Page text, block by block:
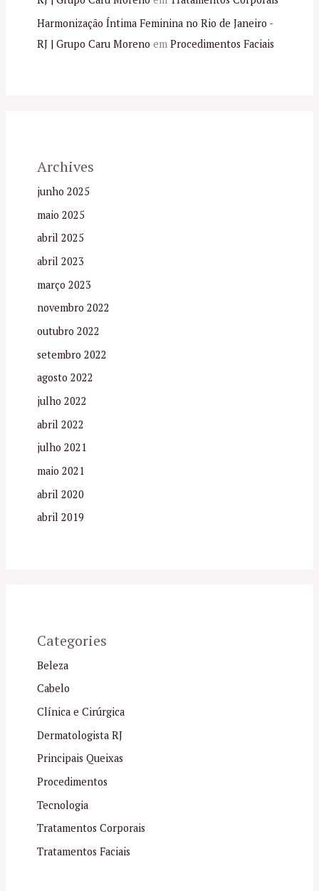
Harmonização Íntima Feminina no Rio de Janeiro -
RJ | Grupo Caru Moreno em Procedimentos Faciais
Archives
junho 2025
maio 2025
abril 2025
abril 2023
março 2023
novembro 2022
outubro 2022
setembro 2022
agosto 2022
julho 2022
abril 2022
julho 2021
maio 2021
abril 2020
abril 2019
Categories
Beleza
Cabelo
Clínica e Cirúrgica
Dermatologista RJ
Principais Queixas
Procedimentos
Tecnologia
Tratamentos Corporais
Tratamentos Faciais